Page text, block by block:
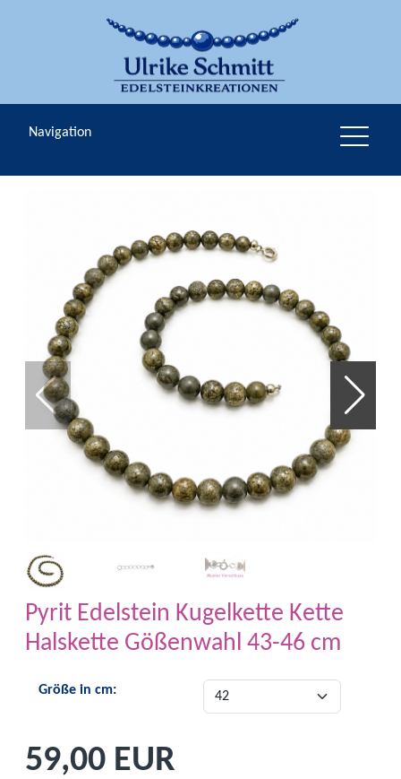
Navigation
Pyrit Edelstein Kugelkette Kette
Halskette Gößenwahl 43-46 cm
Größe in cm:
59,00 EUR